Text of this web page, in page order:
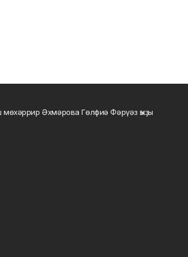
мөхәррир Әхмәрова Гөлфиә Фәрүәз ҡыҙы